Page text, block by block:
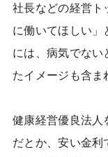
社長などの経営ト
に働いてほしい
には、病気でない
たイメージも含ま
健康経営優良法人
だとか、安い金利